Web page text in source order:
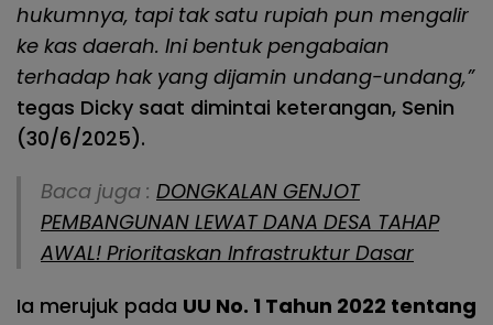
hukumnya, tapi tak satu rupiah pun mengalir
ke kas daerah. Ini bentuk pengabaian
terhadap hak yang dijamin undang-undang,”
tegas Dicky saat dimintai keterangan, Senin
(30/6/2025).
Baca juga : DONGKALAN GENJOT
PEMBANGUNAN LEWAT DANA DESA TAHAP
AWAL! Prioritaskan Infrastruktur Dasar
Ia merujuk pada UU No. 1 Tahun 2022 tentang